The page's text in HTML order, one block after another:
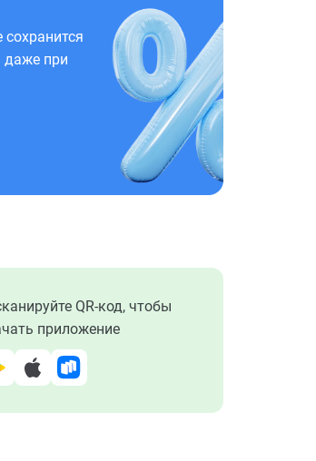
даже при
QR-код, чтобы
приложение